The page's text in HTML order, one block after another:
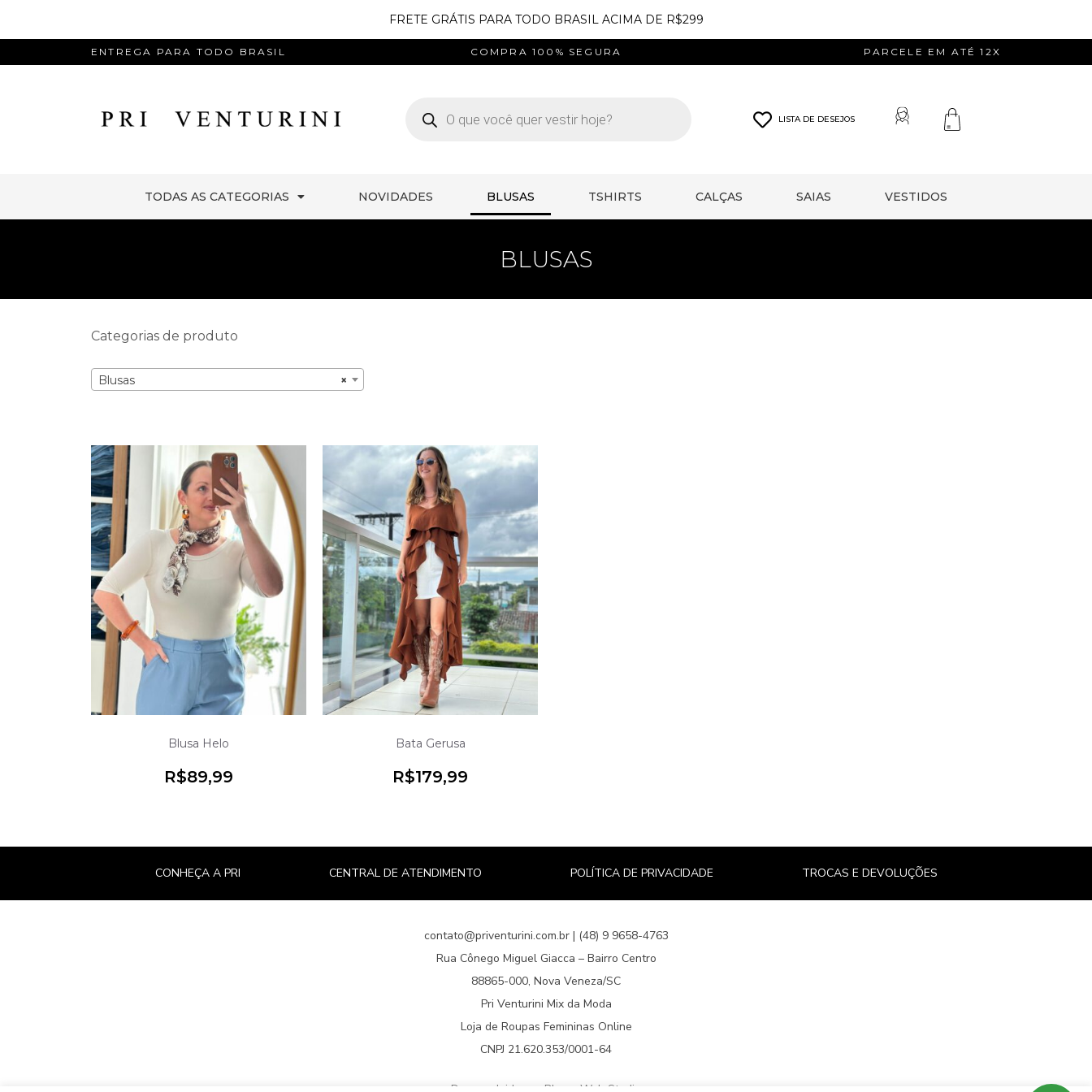
FRETE GRÁTIS PARA TODO BRASIL ACIMA DE R$299
ENTREGA PARA TODO BRASIL COMPRA 100% SEGURA PARCELE EM ATÉ 12X
LISTA DE DESEJOS
TODAS AS CATEGORIAS NOVIDADES BLUSAS TSHIRTS CALÇAS SAIAS VESTIDOS
BLUSAS
Categorias de produto
×
Blusas
Blusa Helo
R$89,99
Bata Gerusa
R$179,99
CONHEÇA A PRI CENTRAL DE ATENDIMENTO POLÍTICA DE PRIVACIDADE TROCAS E DEVOLUÇÕES
contato@priventurini.com.br | (48) 9 9658-4763
Rua Cônego Miguel Giacca – Bairro Centro
88865-000, Nova Veneza/SC
Pri Venturini Mix da Moda
Loja de Roupas Femininas Online
CNPJ 21.620.353/0001-64
Desenvolvido por Blume Web Studio